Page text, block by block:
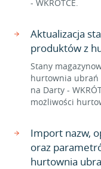
- WKRÓTCE.
Aktualizacja
produktów z
Stany
hurtownia ubrań
na Darty -
możliwości
Import nazw,
oraz
hurtownia